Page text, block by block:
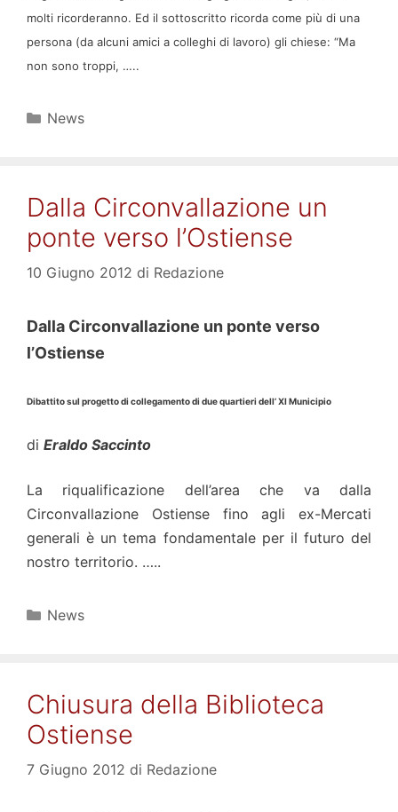
molti ricorderanno. Ed il sottoscritto ricorda come più di una
persona (da alcuni amici a colleghi di lavoro) gli chiese: “Ma
non sono troppi, …..
Categorie
News
Dalla Circonvallazione un
ponte verso l’Ostiense
10 Giugno 2012 di Redazione
Dalla Circonvallazione un ponte verso
l’Ostiense
Dibattito sul progetto di collegamento di due quartieri dell’ XI Municipio
di Eraldo Saccinto
La riqualificazione dell’area che va dalla
Circonvallazione Ostiense fino agli ex-Mercati
generali è un tema fondamentale per il futuro del
nostro territorio. …..
Categorie
News
Chiusura della Biblioteca
Ostiense
7 Giugno 2012 di Redazione